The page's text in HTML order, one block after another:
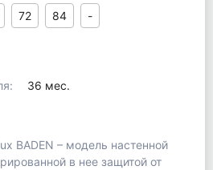
72 84 -
36 мес.
BADEN – модель настенной
в нее защитой от